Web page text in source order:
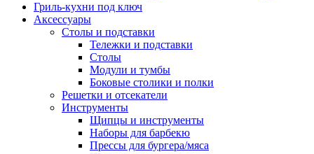
Гриль-кухни под ключ
Аксессуары
Столы и подставки
Тележки и подставки
Столы
Модули и тумбы
Боковые столики и полки
Решетки и отсекатели
Инструменты
Щипцы и инструменты
Наборы для барбекю
Прессы для бургера/мяса